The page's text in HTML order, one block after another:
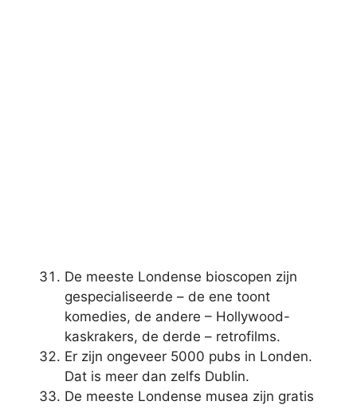
De meeste Londense bioscopen zijn
gespecialiseerde – de ene toont
komedies, de andere – Hollywood-
kaskrakers, de derde – retrofilms.
Er zijn ongeveer 5000 pubs in Londen.
Dat is meer dan zelfs Dublin.
De meeste Londense musea zijn gratis